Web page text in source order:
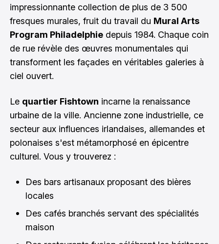
impressionnante collection de plus de 3 500
fresques murales, fruit du travail du Mural Arts
Program Philadelphie depuis 1984. Chaque coin
de rue révèle des œuvres monumentales qui
transforment les façades en véritables galeries à
ciel ouvert.
Le quartier Fishtown incarne la renaissance
urbaine de la ville. Ancienne zone industrielle, ce
secteur aux influences irlandaises, allemandes et
polonaises s'est métamorphosé en épicentre
culturel. Vous y trouverez :
Des bars artisanaux proposant des bières
locales
Des cafés branchés servant des spécialités
maison